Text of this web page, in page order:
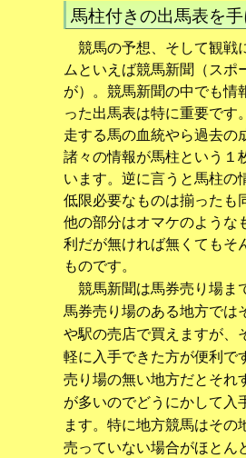
馬柱付きの出馬表を
競馬の予想、そして観戦
ムといえば競馬新聞（スポ
が）。競馬新聞の中でも情
った出馬表は特に重要です
走する馬の血統やら過去の
諸々の情報が馬柱という１
います。逆に言うと馬柱の
低限必要なものは揃ったも
他の部分はオマケのような
利だが無ければ無くてもそ
ものです。
競馬新聞は馬券売り場ま
馬券売り場のある地方では
や駅の売店で買えますが、
軽に入手できた方が便利で
売り場の無い地方だとそれ
が多いのでどうにかして入
ます。特に地方競馬はその
売っていない場合がほとん